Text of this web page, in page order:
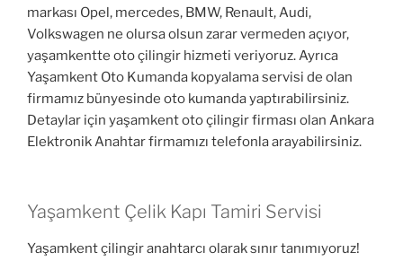
markası Opel, mercedes, BMW, Renault, Audi,
Volkswagen ne olursa olsun zarar vermeden açıyor,
yaşamkentte oto çilingir hizmeti veriyoruz. Ayrıca
Yaşamkent Oto Kumanda kopyalama servisi de olan
firmamız bünyesinde oto kumanda yaptırabilirsiniz.
Detaylar için yaşamkent oto çilingir firması olan Ankara
Elektronik Anahtar firmamızı telefonla arayabilirsiniz.
Yaşamkent Çelik Kapı Tamiri Servisi
Yaşamkent çilingir anahtarcı olarak sınır tanımıyoruz!